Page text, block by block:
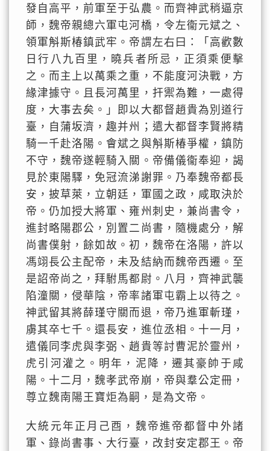
發自高平，前軍至于弘農。而齊神武稍逼京
師，魏帝親總六軍屯河橋，令左衞元斌之、
領軍斛斯椿鎮武牢。帝謂左右曰：「高歡數
日行八九百里，曉兵者所忌，正須乘便擊
之。而主上以萬乘之重，不能度河決戰，方
緣津據守。且長河萬里，扞禦為難，一處得
度，大事去矣。」即以大都督趙貴為別道行
臺，自蒲坂濟，趣并州；遣大都督李賢將精
騎一千赴洛陽。會斌之與斛斯椿爭權，鎮防
不守，魏帝遂輕騎入關。帝備儀衞奉迎，謁
見於東陽驛，免冠流涕謝罪。乃奉魏帝都長
安，披草萊，立朝廷，軍國之政，咸取決於
帝。仍加授大將軍、雍州刺史，兼尚書令，
進封略陽郡公，別置二尚書，隨機處分，解
尚書僕射，餘如故。初，魏帝在洛陽，許以
馮翊長公主配帝，未及結納而魏帝西遷。至
是詔帝尚之，拜駙馬都尉。八月，齊神武襲
陷潼關，侵華陰，帝率諸軍屯霸上以待之。
神武留其將薛瑾守關而退，帝乃進軍斬瑾，
虜其卒七千。還長安，進位丞相。十一月，
遣儀同李虎與李弼、趙貴等討曹泥於靈州，
虎引河灌之。明年，泥降，遷其豪帥于咸
陽。十二月，魏孝武帝崩，帝與羣公定冊，
尊立魏南陽王寶炬為嗣，是為文帝。
大統元年正月己酉，魏帝進帝都督中外諸
軍、錄尚書事、大行臺，改封安定郡王。帝